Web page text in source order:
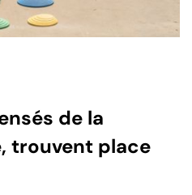
de la
trouvent place